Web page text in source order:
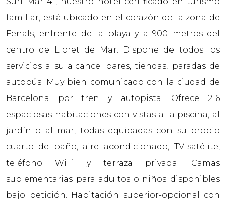
familiar, está ubicado en el corazón de la zona de
Fenals, enfrente de la playa y a 900 metros del
centro de Lloret de Mar. Dispone de todos los
servicios a su alcance: bares, tiendas, paradas de
autobús. Muy bien comunicado con la ciudad de
Barcelona por tren y autopista. Ofrece 216
espaciosas habitaciones con vistas a la piscina, al
jardín o al mar, todas equipadas con su propio
cuarto de baño, aire acondicionado, TV-satélite,
teléfono WiFi y terraza privada. Camas
suplementarias para adultos o niños disponibles
bajo petición. Habitación superior-opcional con